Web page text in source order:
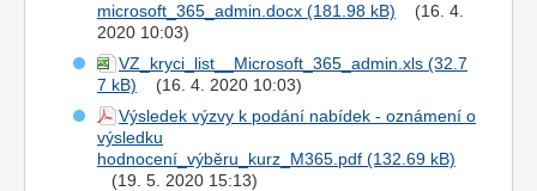
microsoft_365_admin.docx
(16. 4.
2020 10:03)
VZ_kryci_list__Microsoft_365_admin.xls
(16. 4. 2020 10:03)
Výsledek výzvy k podání nabídek - oznámení o
výsledku
hodnocení_výběru_kurz_M365.pdf
(19. 5. 2020 15:13)